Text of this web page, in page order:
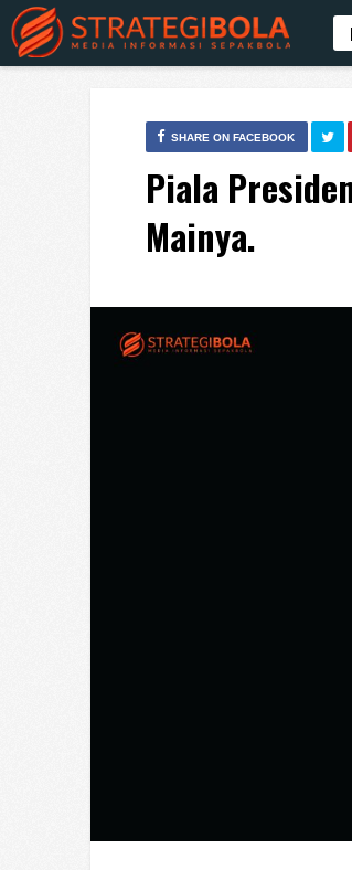
SHARE ON FACEBOOK
Piala
Mainya.